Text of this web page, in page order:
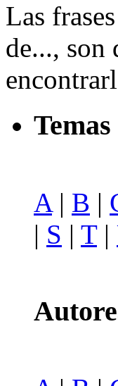
Las
de..., son
Temas
A | B |
| S | T|